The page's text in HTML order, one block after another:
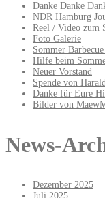
Danke Danke
NDR Hamburg
Reel / Video zum
Foto Galerie
Sommer
Hilfe beim
Neuer Vorstand
Spende von
Danke für Eure
Bilder von
News-
Dezember 2025
Juli 2025